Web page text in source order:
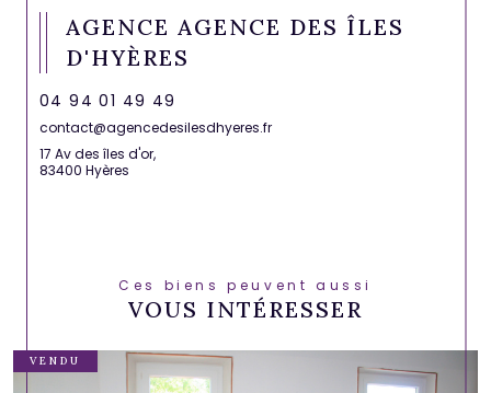
AGENCE AGENCE DES ÎLES
D'HYÈRES
04 94 01 49 49
contact@agencedesilesdhyeres.fr
17 Av des îles d'or,
83400 Hyères
Ces biens peuvent aussi
VOUS INTÉRESSER
VENDU